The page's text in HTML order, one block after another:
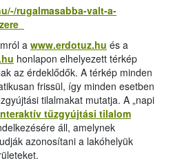
rugalmasabba-valt-a-
a www.erdotuz.hu és a
honlapon elhelyezett térkép
az érdeklődők. A térkép minden
frissül, így minden esetben
tilalmakat mutatja. A „napi
tűzgyújtási tilalom
áll, amelynek
azonosítani a lakóhelyük